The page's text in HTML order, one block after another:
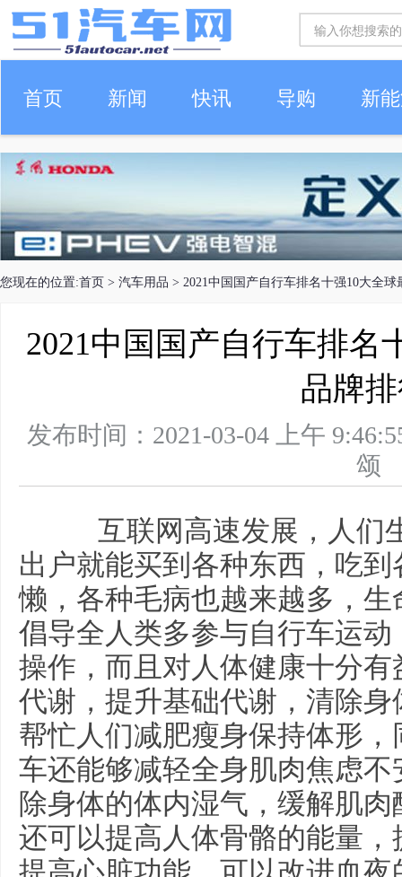
首页 新闻 快讯 导购 新
车生活
您现在的位置:首页 > 汽车用品 > 2021中国国产自行车排名十强10大全
2021中国国产自行车排名
品牌
发布时间：2021-03-04 上午
互联网高速发展，人们
出户就能买到各种东西，吃
懒，各种毛病也越来越多，
倡导全人类多参与自行车运
操作，而且对人体健康十分
代谢，提升基础代谢，清除
帮忙人们减肥瘦身保持体形
车还能够减轻全身肌肉焦虑
除身体的体内湿气，缓解肌
还可以提高人体骨骼的能量